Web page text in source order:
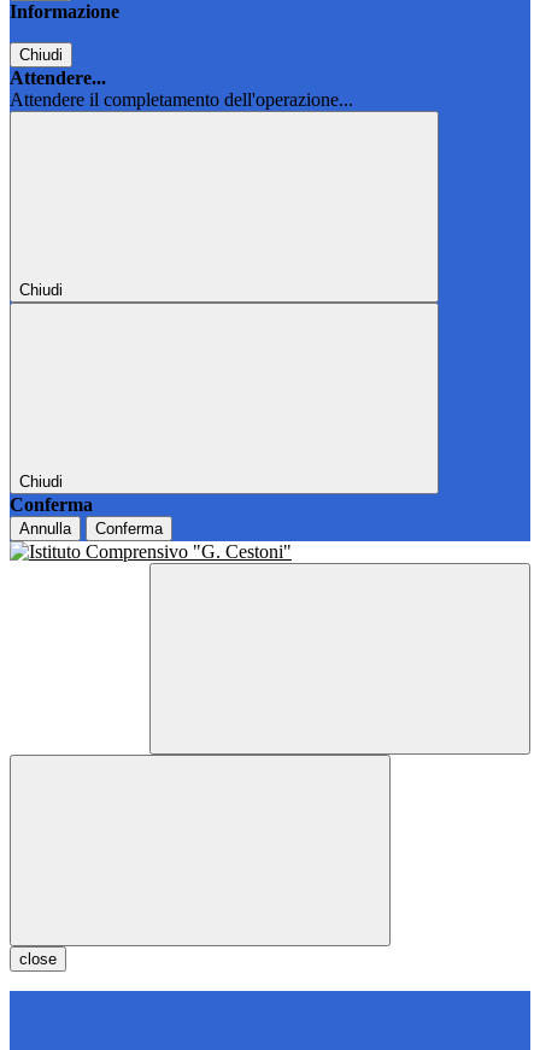
Informazione
Chiudi
Attendere...
Attendere il completamento dell'operazione...
Chiudi
Chiudi
Conferma
Annulla Conferma
close